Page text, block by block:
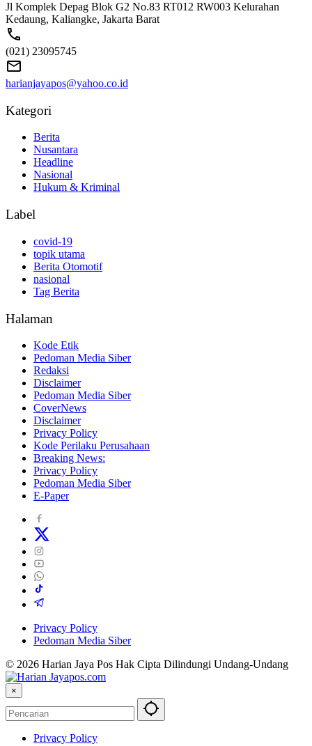
Jl Komplek Depag Blok G2 No.83 RT012 RW003 Kelurahan
Kedaung, Kaliangke, Jakarta Barat
(021) 23095745
harianjayapos@yahoo.co.id
Kategori
Berita
Nusantara
Headline
Nasional
Hukum & Kriminal
Label
covid-19
topik utama
Berita Otomotif
nasional
Tag Berita
Halaman
Kode Etik
Pedoman Media Siber
Redaksi
Disclaimer
Pedoman Media Siber
CoverNews
Disclaimer
Privacy Policy
Kode Perilaku Perusahaan
Breaking News:
Privacy Policy
Pedoman Media Siber
E-Paper
Privacy Policy
Pedoman Media Siber
© 2026 Harian Jaya Pos Hak Cipta Dilindungi Undang-Undang
×
Privacy Policy